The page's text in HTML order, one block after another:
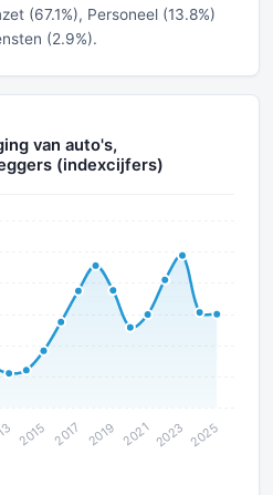
(67.1%), Personeel (13.8%)
(2.9%).
van auto's,
(indexcijfers)